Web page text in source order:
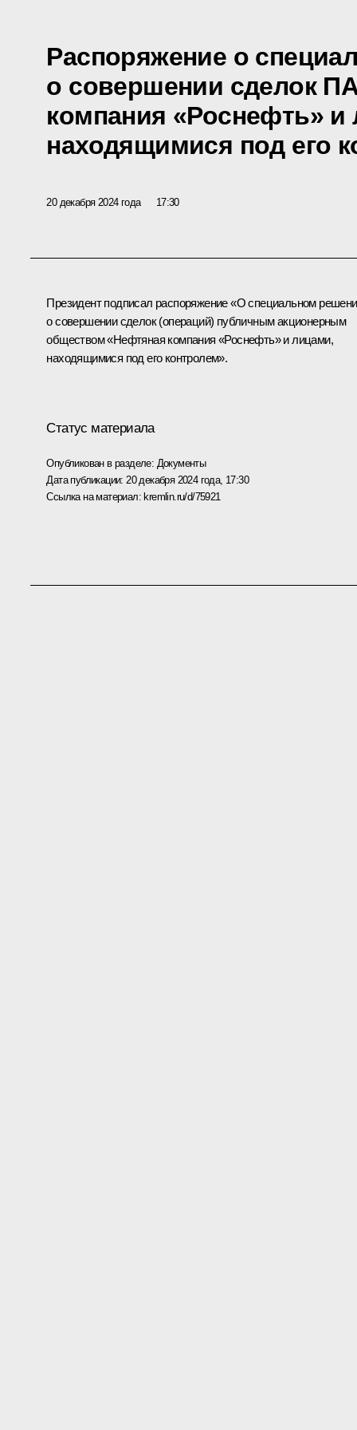
Распоряжение о
о совершении сделок
компания «Роснефть» и
находящимися под его
20 декабря 2024 года 17:30
Президент подписал распоряжение «О специальном
о совершении сделок (операций) публичным акционерным
обществом «Нефтяная компания «Роснефть» и лицами,
находящимися под его контролем».
Статус материала
Опубликован в разделе: Документы
Дата публикации: 20 декабря 2024 года, 17:30
Ссылка на материал:kremlin.ru/d/75921